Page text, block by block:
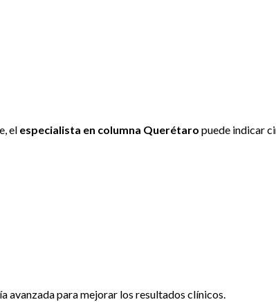
el especialista en columna Querétaro puede indicar
avanzada para mejorar los resultados clínicos.